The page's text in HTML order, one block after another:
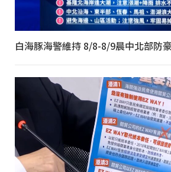
白海豚海警維持 8/8-8/9晨中北部防